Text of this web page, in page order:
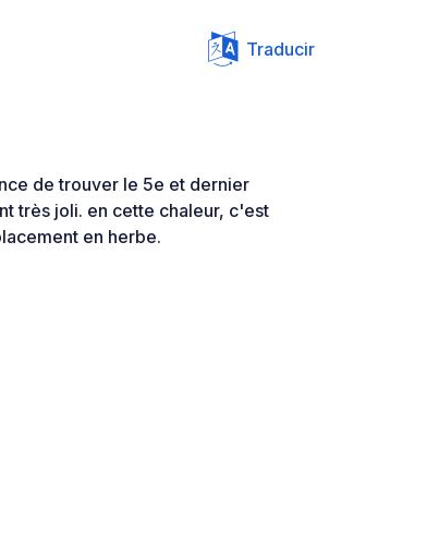
Traducir
de trouver le 5e et dernier
très joli. en cette chaleur, c'est
en herbe.